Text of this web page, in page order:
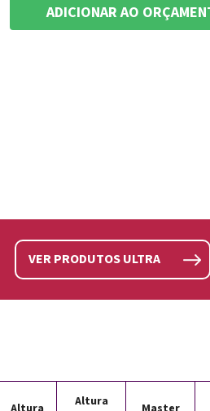
ADICIONAR AO
VER PRODUTOS ULTRA
Altura